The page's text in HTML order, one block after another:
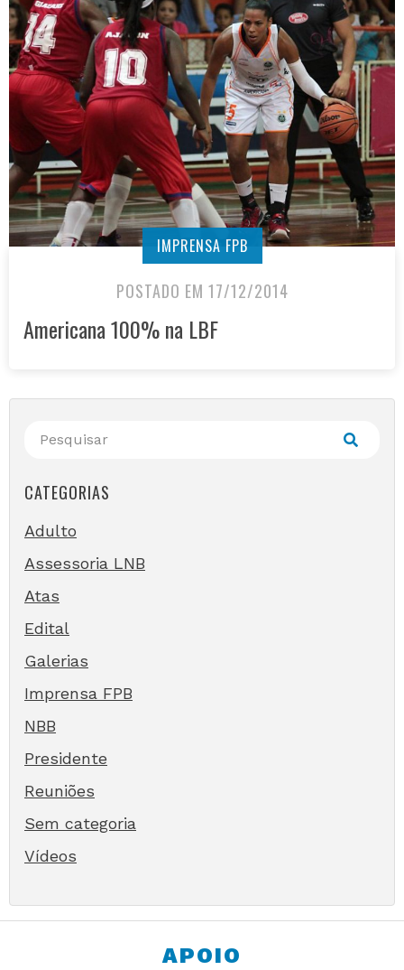
IMPRENSA FPB
POSTADO EM 17/12/2014
Americana 100% na LBF
CATEGORIAS
Adulto
Assessoria LNB
Atas
Edital
Galerias
Imprensa FPB
NBB
Presidente
Reuniões
Sem categoria
Vídeos
APOIO